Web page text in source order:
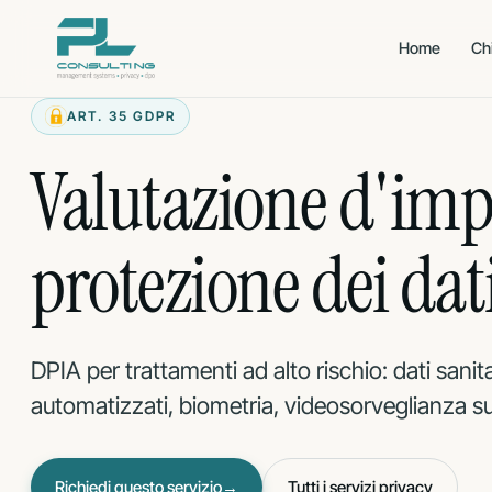
contenuto
Home
QUALITÀ · AMBIENTE ·
SALUTE
CERTIFICAZIONE
ISO 9001 Qualità
CERTIFICAZIONE
CERTIFICAZIONE
ISO 45001 Salute & Sicurezza
CERTIFICAZIONE
ISO 27001
CERTIFICAZIONE
ISO 27017
CERTIFICAZIONE
ISO 42001 AI
ADEGUAMENTO
ADEGUAMENTO
PART-IS
ART. 35 GDPR
Valutazione
protezione dei
DPIA per trattamenti ad alto rischio: dati
automatizzati, biometria, videosorveglianza
Richiedi questo servizio→ Tutti i servizi privacy